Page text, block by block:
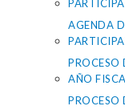
AGENDA
PROCESO
AÑO
PROCESO